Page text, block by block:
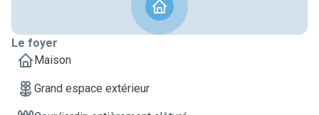
Le foyer
Maison
Grand espace extérieur